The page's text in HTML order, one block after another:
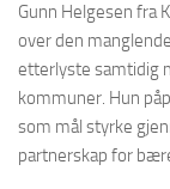
Gunn Helgesen fra
over den
etterlyste samtidig
kommuner. Hun
som mål styrke
partnerskap for